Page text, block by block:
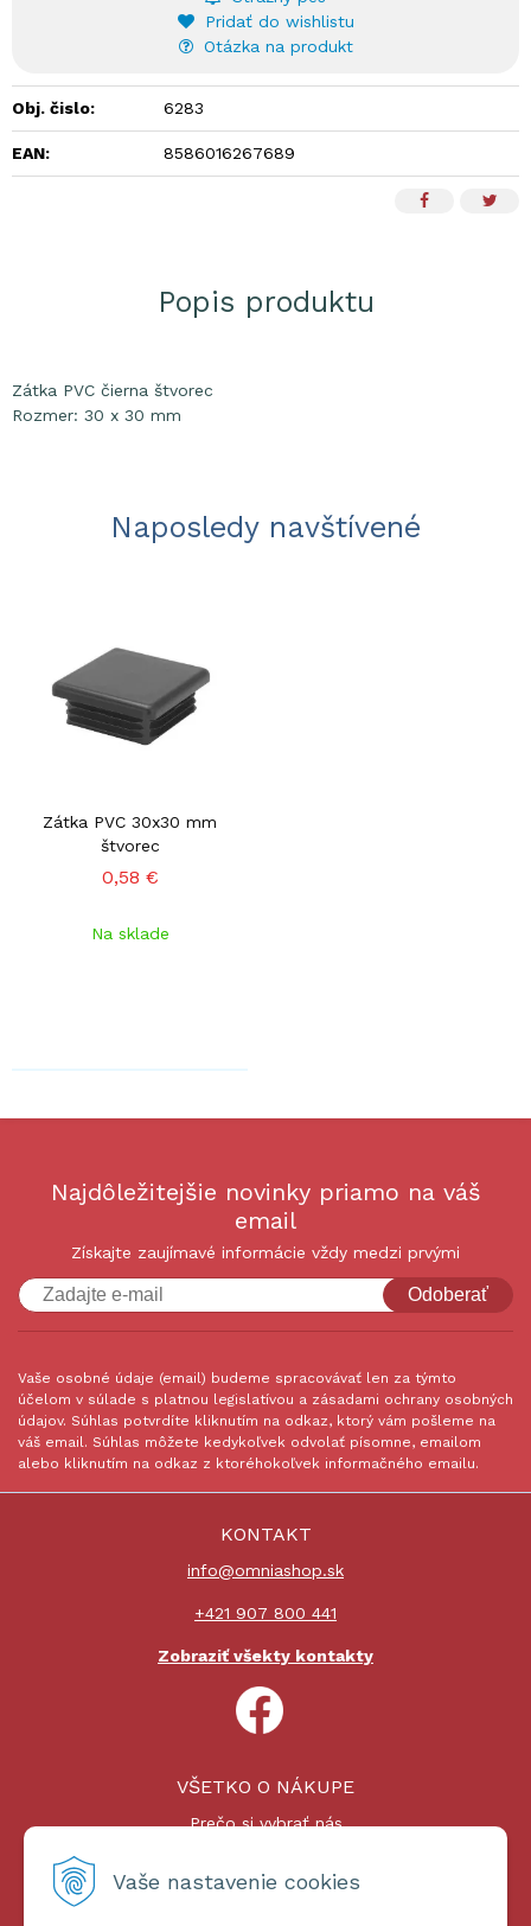
Vaše nastavenie cookies
Pridať do wishlistu
Otázka na produkt
Obj. čislo: 6283
EAN: 8586016267689
Popis produktu
Zátka PVC čierna štvorec
Rozmer: 30 x 30 mm
Naposledy navštívené
Zátka PVC 30x30 mm
štvorec
0,58 €
Na sklade
Najdôležitejšie novinky priamo na váš
email
Získajte zaujímavé informácie vždy medzi prvými
Odoberať
Vaše osobné údaje (email) budeme spracovávať len za týmto
účelom v súlade s platnou legislatívou a zásadami ochrany osobných
údajov. Súhlas potvrdíte kliknutím na odkaz, ktorý vám pošleme na
váš email. Súhlas môžete kedykoľvek odvolať písomne, emailom
alebo kliknutím na odkaz z ktoréhokoľvek informačného emailu.
KONTAKT
info@omniashop.sk
+421 907 800 441
Zobraziť všekty kontakty
VŠETKO O NÁKUPE
Prečo si vybrať nás
Platby a doprava